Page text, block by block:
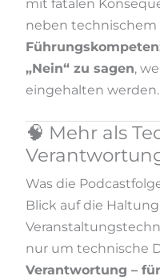
mit fatalen
neben technischem
„Nein“ zu sagen,
eingehalten werden.
🧠 Mehr als
Was die
Blick auf die
nur um technische
Verantwortung –